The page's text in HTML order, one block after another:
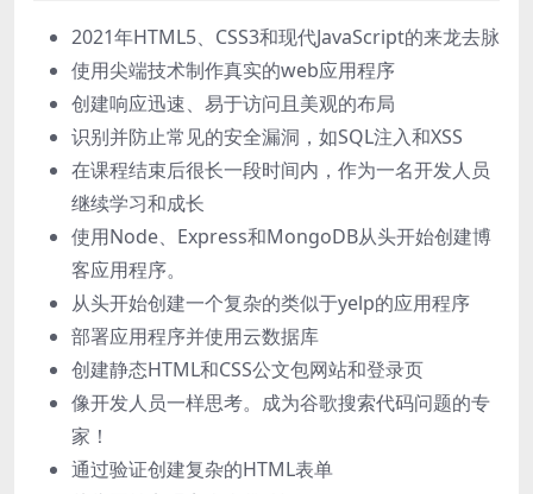
2021年HTML5、CSS3和现代JavaScript的来龙去脉
使用尖端技术制作真实的web应用程序
创建响应迅速、易于访问且美观的布局
识别并防止常见的安全漏洞，如SQL注入和XSS
在课程结束后很长一段时间内，作为一名开发人员
继续学习和成长
使用Node、Express和MongoDB从头开始创建博
客应用程序。
从头开始创建一个复杂的类似于yelp的应用程序
部署应用程序并使用云数据库
创建静态HTML和CSS公文包网站和登录页
像开发人员一样思考。成为谷歌搜索代码问题的专
家！
通过验证创建复杂的HTML表单